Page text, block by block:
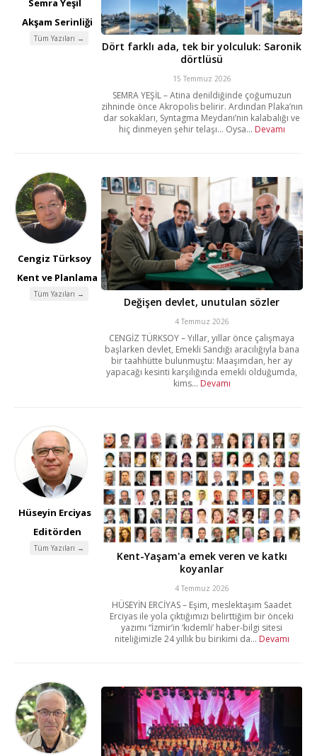
Semra Yeşil
Akşam Serinliği
Tüm Yazıları →
Dört farklı ada, tek bir yolculuk: Saronik
dörtlüsü
15 Temmuz 2026
SEMRA YEŞİL – Atina denildiğinde çoğumuzun
zihninde önce Akropolis belirir. Ardından Plaka’nın
dar sokakları, Syntagma Meydanı’nın kalabalığı ve
hiç dinmeyen şehir telaşı… Oysa... Devamı
Cengiz Türksoy
Kent ve Planlama
Tüm Yazıları →
Değişen devlet, unutulan sözler
4 Temmuz 2026
CENGİZ TÜRKSOY – Yıllar, yıllar önce çalışmaya
başlarken devlet, Emekli Sandığı aracılığıyla bana
bir taahhütte bulunmuştu: Maaşımdan, her ay
yapacağı kesinti karşılığında emekli olduğumda,
kims... Devamı
Hüseyin Erciyas
Editörden
Tüm Yazıları →
Kent-Yaşam'a emek veren ve katkı
koyanlar
4 Temmuz 2026
HÜSEYİN ERCİYAS – Eşim, meslektaşım Saadet
Erciyas ile yola çıktığımızı belirttiğim bir önceki
yazımı “İzmir’in ‘kıdemli’ haber-bilgi sitesi
niteliğimizle 24 yıllık bu birikimi da... Devamı